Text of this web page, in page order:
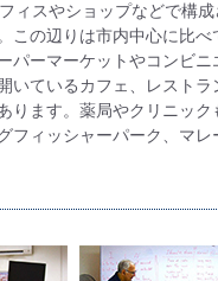
ィスやショップなどで構
この辺りは市内中心に比
パーマーケットやコンビ
いているカフェ、レスト
ります。薬局やクリニッ
フィッシャーパーク、マ